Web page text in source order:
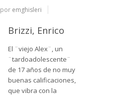
por emghisleri
Brizzi, Enrico
El ¨viejo Alex¨, un
¨tardoadolescente¨
de 17 años de no muy
buenas calificaciones,
que vibra con la